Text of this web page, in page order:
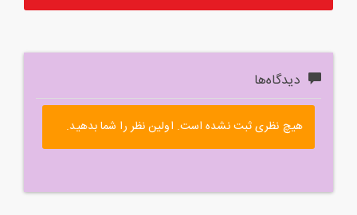
دیدگاه‌ها
هیچ نظری ثبت نشده است. اولین نظر را شما بدهید.